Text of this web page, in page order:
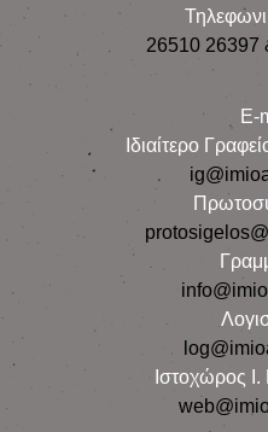
26510 26397
E-
Iδιαίτερο
Ιστοχώρος